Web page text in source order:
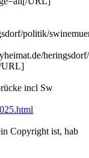
politik/
URL]
incl Sw
Copyright ist, hab